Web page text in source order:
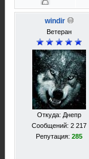
windir
Ветеран
Откуда: Днепр
Сообщений: 2 217
Репутация: 285